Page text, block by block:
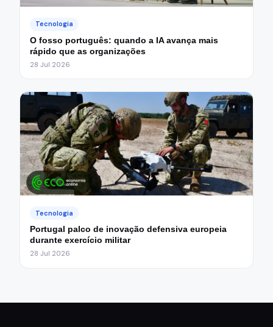
Tecnologia
O fosso português: quando a IA avança mais
rápido que as organizações
28 Jul 2026
Tecnologia
Portugal palco de inovação defensiva europeia
durante exercício militar
28 Jul 2026